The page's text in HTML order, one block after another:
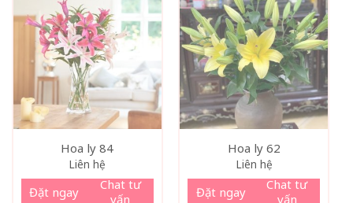
Hoa ly 84
Liên hệ
Đặt ngay
Chat tư
vấn
Hoa ly 62
Liên hệ
Đặt ngay
Chat tư
vấn